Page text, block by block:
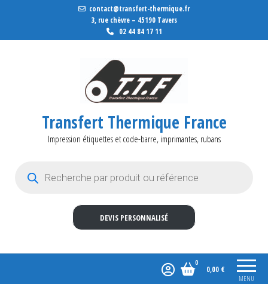
contact@transfert-thermique.fr
3, rue chèvre – 45190 Tavers
02 44 84 17 11
Transfert Thermique France
Impression étiquettes et code-barre, imprimantes, rubans
DEVIS PERSONNALISÉ
MENU
0
0,00 €